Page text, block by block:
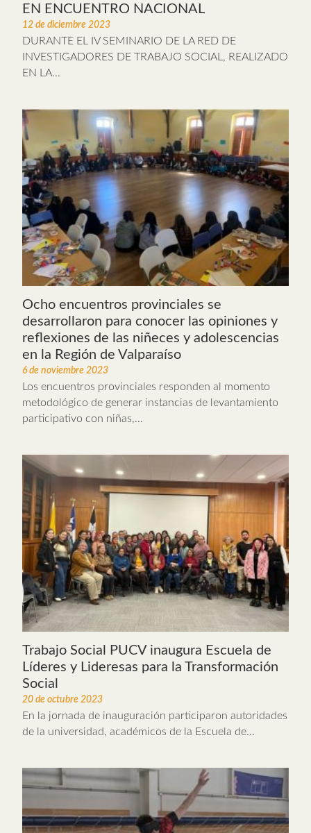
EN ENCUENTRO NACIONAL
12 de diciembre 2023
DURANTE EL IV SEMINARIO DE LA RED DE
INVESTIGADORES DE TRABAJO SOCIAL, REALIZADO
EN LA...
Ocho encuentros provinciales se
desarrollaron para conocer las opiniones y
reflexiones de las niñeces y adolescencias
en la Región de Valparaíso
6 de noviembre 2023
Los encuentros provinciales responden al momento
metodológico de generar instancias de levantamiento
participativo con niñas,...
Trabajo Social PUCV inaugura Escuela de
Líderes y Lideresas para la Transformación
Social
20 de octubre 2023
En la jornada de inauguración participaron autoridades
de la universidad, académicos de la Escuela de...